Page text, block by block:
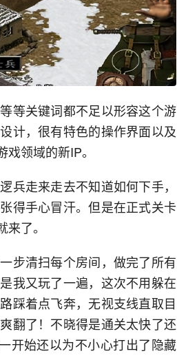
等关键词都不足以形容这个游
计，很有特色的操作界面以及
领域的新IP。
兵走来走去不知道如何下手，
得手心冒汗。但是在正式关卡
了。
步清扫每个房间，做完了所有
我又玩了一遍，这次不用躲在
踩着点飞奔，无视支线直取目
翻了！不晓得是通关太快了还
开始还以为不小心打出了隐藏